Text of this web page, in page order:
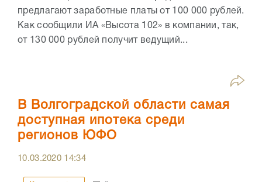
предлагают заработные платы от 100 000 рублей.
Как сообщили ИА «Высота 102» в компании, так,
от 130 000 рублей получит ведущий...
В Волгоградской области самая
доступная ипотека среди
регионов ЮФО
10.03.2020 14:34